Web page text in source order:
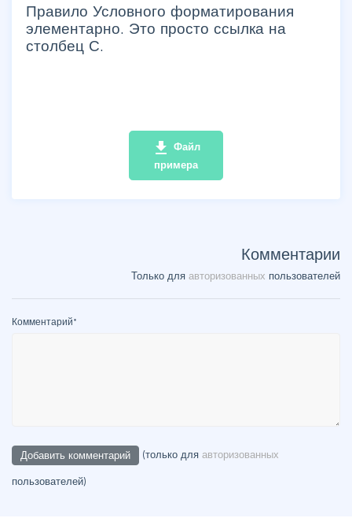
Правило Условного форматирования
элементарно. Это просто ссылка на
столбец С.
file_download Файл
примера
Комментарии
Только для авторизованных пользователей
Комментарий*
(только для авторизованных
пользователей)